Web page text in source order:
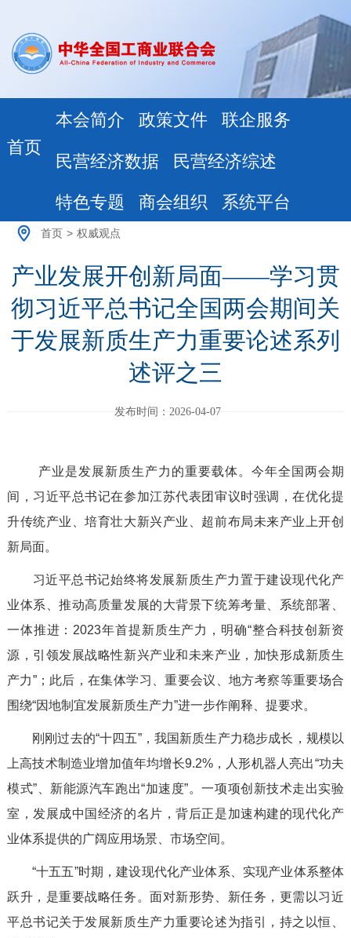
首页
本会简介 政策文件 联企服务
民营经济数据 民营经济综述
特色专题 商会组织 系统平台
首页 > 权威观点
产业发展开创新局面——学习贯
彻习近平总书记全国两会期间关
于发展新质生产力重要论述系列
述评之三
发布时间：2026-04-07
产业是发展新质生产力的重要载体。今年全国两会期
间，习近平总书记在参加江苏代表团审议时强调，在优化提
升传统产业、培育壮大新兴产业、超前布局未来产业上开创
新局面。
习近平总书记始终将发展新质生产力置于建设现代化产
业体系、推动高质量发展的大背景下统筹考量、系统部署、
一体推进：2023年首提新质生产力，明确“整合科技创新资
源，引领发展战略性新兴产业和未来产业，加快形成新质生
产力”；此后，在集体学习、重要会议、地方考察等重要场合
围绕“因地制宜发展新质生产力”进一步作阐释、提要求。
刚刚过去的“十四五”，我国新质生产力稳步成长，规模以
上高技术制造业增加值年均增长9.2%，人形机器人亮出“功夫
模式”、新能源汽车跑出“加速度”。一项项创新技术走出实验
室，发展成中国经济的名片，背后正是加速构建的现代化产
业体系提供的广阔应用场景、市场空间。
“十五五”时期，建设现代化产业体系、实现产业体系整体
跃升，是重要战略任务。面对新形势、新任务，更需以习近
平总书记关于发展新质生产力重要论述为指引，持之以恒、